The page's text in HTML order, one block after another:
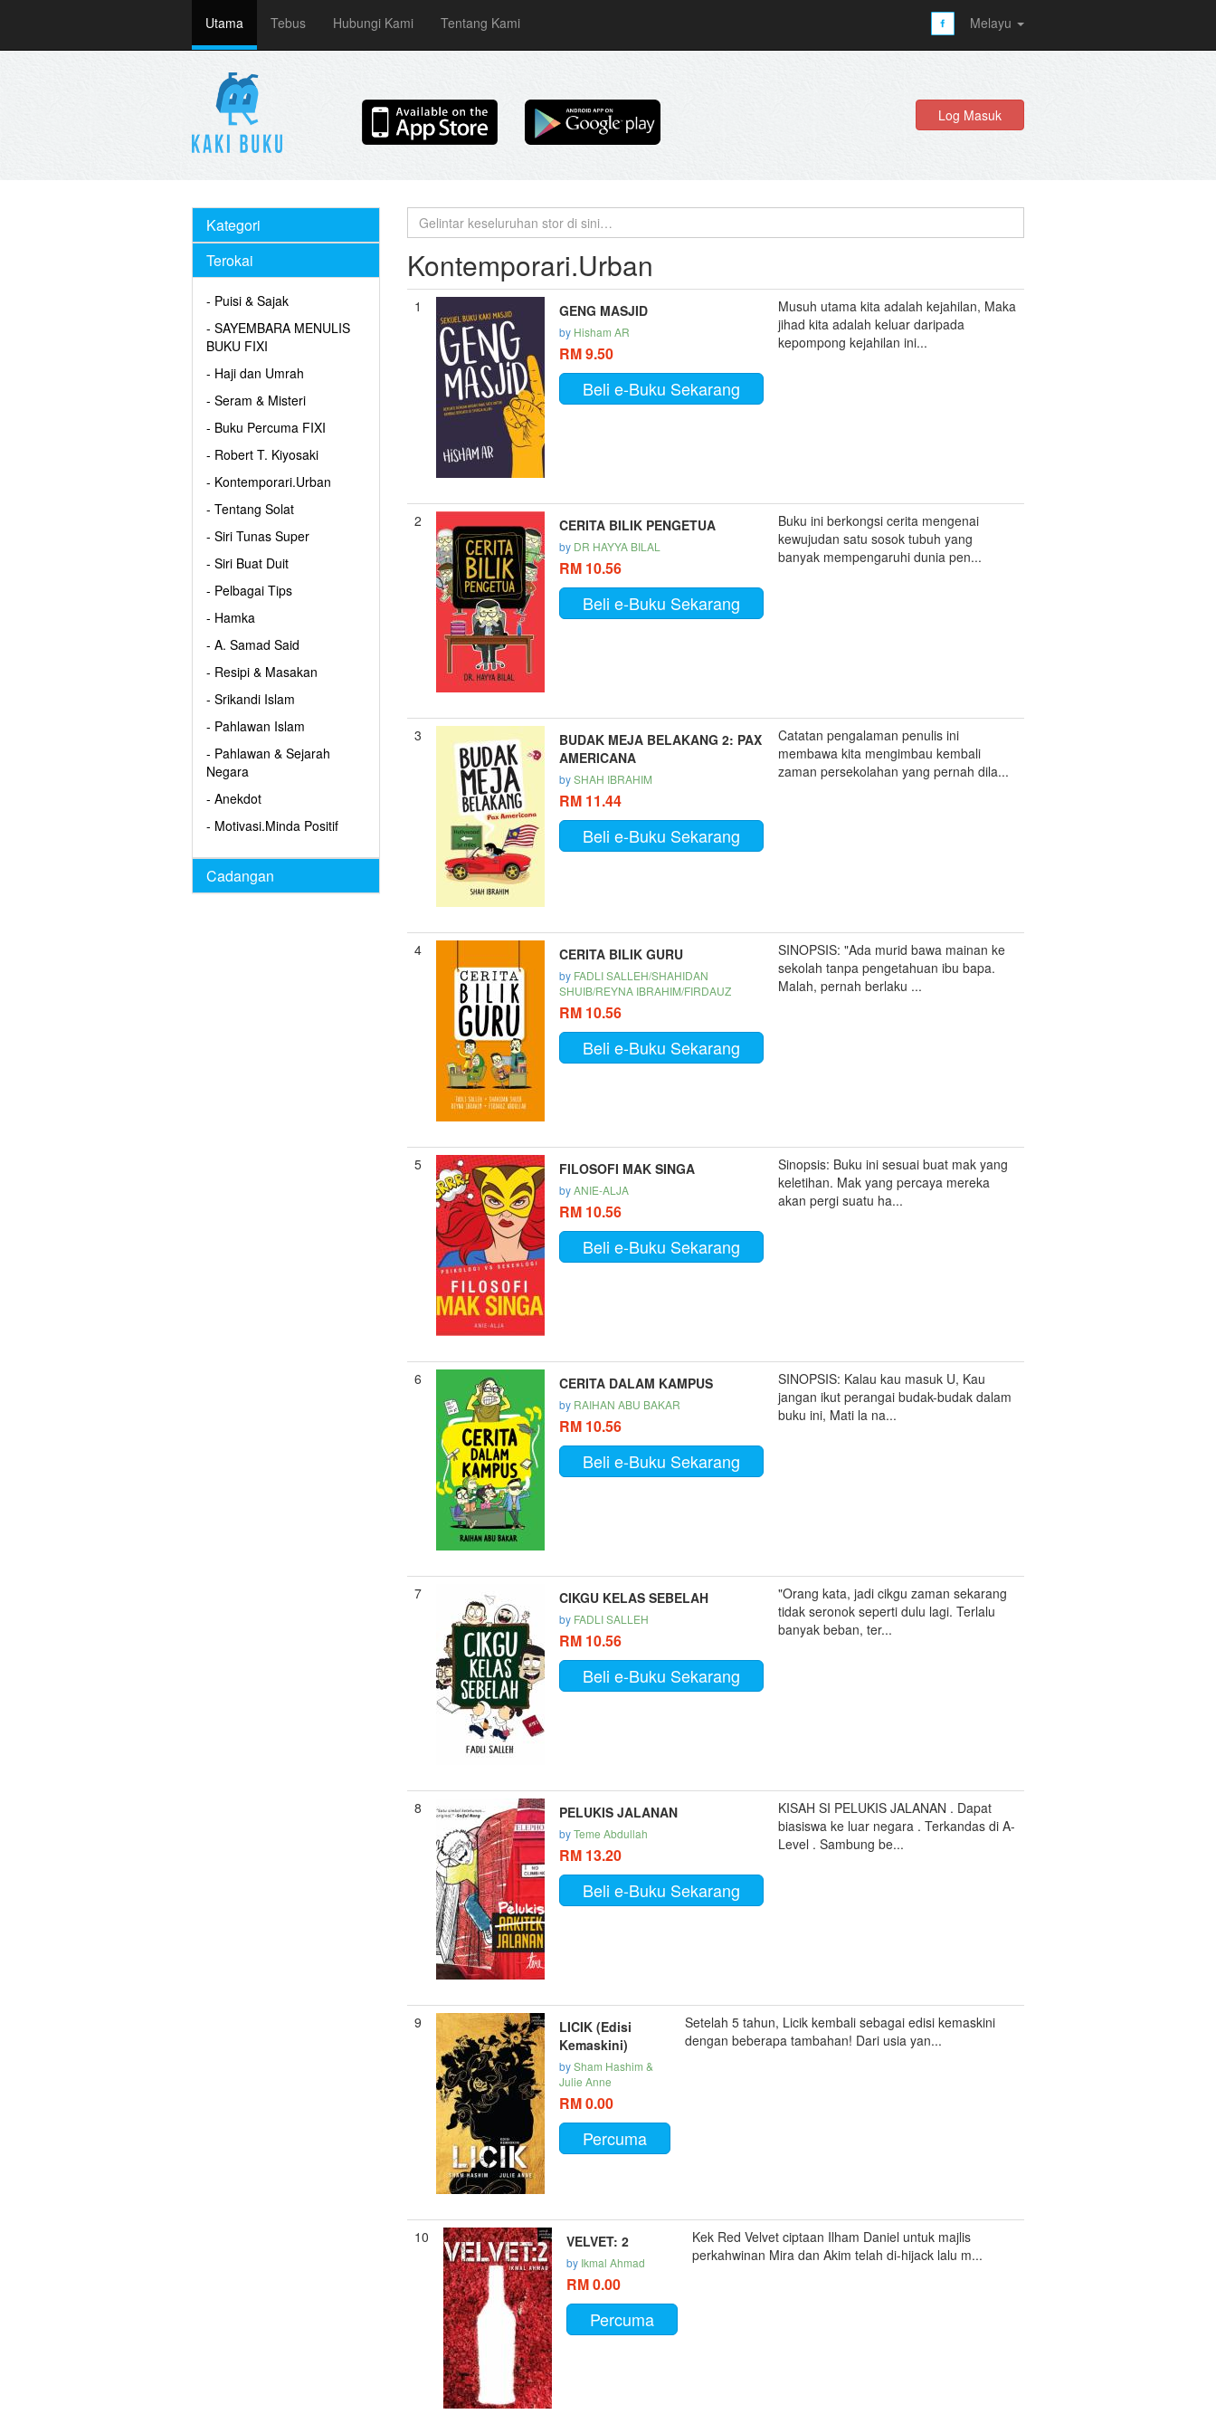
Utama Tebus Hubungi Kami Tentang Kami Melayu
Log Masuk
Kategori
Terokai
- Puisi & Sajak
- SAYEMBARA MENULIS
BUKU FIXI
- Haji dan Umrah
- Seram & Misteri
- Buku Percuma FIXI
- Robert T. Kiyosaki
- Kontemporari.Urban
- Tentang Solat
- Siri Tunas Super
- Siri Buat Duit
- Pelbagai Tips
- Hamka
- A. Samad Said
- Resipi & Masakan
- Srikandi Islam
- Pahlawan Islam
- Pahlawan & Sejarah
Negara
- Anekdot
- Motivasi.Minda Positif
Cadangan
Kontemporari.Urban
1 GENG MASJID
by Hisham AR
RM 9.50
Beli e-Buku Sekarang
Musuh utama kita adalah kejahilan, Maka
jihad kita adalah keluar daripada
kepompong kejahilan ini...
2 CERITA BILIK PENGETUA
by DR HAYYA BILAL
RM 10.56
Beli e-Buku Sekarang
Buku ini berkongsi cerita mengenai
kewujudan satu sosok tubuh yang
banyak mempengaruhi dunia pen...
3
BUDAK MEJA BELAKANG 2: PAX
AMERICANA
bySHAH IBRAHIM
RM 11.44
Beli e-Buku Sekarang
Catatan pengalaman penulis ini
membawa kita mengimbau kembali
zaman persekolahan yang pernah dila...
4 CERITA BILIK GURU
by FADLI SALLEH/SHAHIDAN
SHUIB/REYNA IBRAHIM/FIRDAUZ
RM 10.56
Beli e-Buku Sekarang
SINOPSIS: "Ada murid bawa mainan ke
sekolah tanpa pengetahuan ibu bapa.
Malah, pernah berlaku ...
5 FILOSOFI MAK SINGA
byANIE-ALJA
RM 10.56
Beli e-Buku Sekarang
Sinopsis: Buku ini sesuai buat mak yang
keletihan. Mak yang percaya mereka
akan pergi suatu ha...
6 CERITA DALAM KAMPUS
by RAIHAN ABU BAKAR
RM 10.56
Beli e-Buku Sekarang
SINOPSIS: Kalau kau masuk U, Kau
jangan ikut perangai budak-budak dalam
buku ini, Mati la na...
7 CIKGU KELAS SEBELAH
by FADLI SALLEH
RM 10.56
Beli e-Buku Sekarang
"Orang kata, jadi cikgu zaman sekarang
tidak seronok seperti dulu lagi. Terlalu
banyak beban, ter...
8 PELUKIS JALANAN
byTeme Abdullah
RM 13.20
Beli e-Buku Sekarang
KISAH SI PELUKIS JALANAN . Dapat
biasiswa ke luar negara . Terkandas di A-
Level . Sambung be...
9
LICIK (Edisi
Kemaskini)
bySham Hashim &
Julie Anne
RM 0.00
Percuma
Setelah 5 tahun, Licik kembali sebagai edisi kemaskini
dengan beberapa tambahan! Dari usia yan...
10 VELVET: 2
by Ikmal Ahmad
RM 0.00
Percuma
Kek Red Velvet ciptaan Ilham Daniel untuk majlis
perkahwinan Mira dan Akim telah di-hijack lalu m...